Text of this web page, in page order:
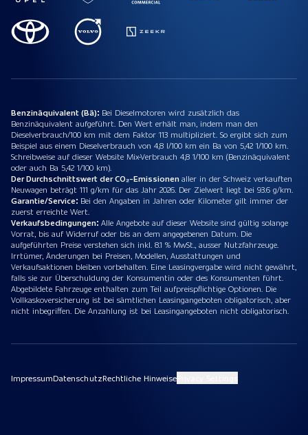
Benzinäquivalent (Bä): Bei Dieselmotoren wird zusätzlich das
Benzinäquivalent aufgeführt. Den Wert erhält man, indem man den
Dieselverbrauch/100 km mit dem Faktor 113 multipliziert. So ergibt sich zum
Beispiel aus einem Dieselverbrauch von 4,8 l/100 km ein Ba von 5,42 1/100 km.
Schreibweise auf dieser Website Mix-Verbrauch 4,8 1/100 km (Benzinäquivalent
oder auch Ba 5,42 1/100 km).
Der Durchschnittswert der CO₂-Emissionenaller in der Schweiz verkauften
Neuwagen beträgt 111 g/km für das Jahr 2026. Der Zielwert liegt bei 93.6 g/km.
Garantie/Service: Bei den Angaben in Jahren oder Kilometer gilt immer der
zuerst erreichte Wert.
Verkaufsbedingungen: Alle Angebote auf dieser Website sind gültig solange
Vorrat, bis auf Widerruf oder bis an dem angegebenen Datum. Die
aufgeführten Preise verstehen sich inkl. 8.1 % MwSt., ausser Nutzfahrzeuge.
Irrtümer, Änderungen bei Preisen, Modellen, Ausstattungen und
Verkaufsaktionen bleiben vorbehalten. Eine Leasingvergabe wird nicht gewährt,
falls sie zur Überschuldung der Konsumentin oder des Konsumenten führt.
Abgebildete Fahrzeuge enthalten zum Teil aufpreispflichtige Optionen. Die
Vollkaskoversicherung ist bei sämtlichen Leasingangeboten obligatorisch, aber
nicht inbegriffen. Die Anzahlung ist bei Leasingangeboten nicht obligatorisch.
ImpressumDatenschutzRechtliche Hinweise